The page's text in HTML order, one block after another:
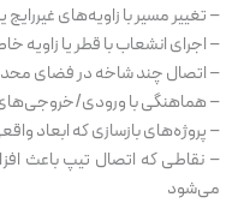
– تغییر مسیر با زاویه‌های غیررایج
– اجرای انشعاب با قطر یا
– اتصال چند شاخه در فضای
– هماهنگی با ورودی/
– پروژه‌های بازسازی که ابعاد
– نقاطی که اتصال تیپ باعث
می‌شود